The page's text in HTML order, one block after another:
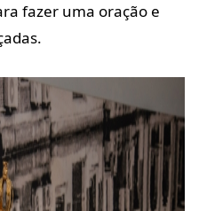
fazer uma oração e